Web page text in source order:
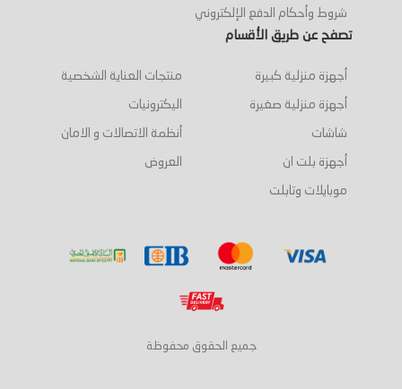
شروط وأحكام الدفع الإلكتروني
تصفح عن طريق الأقسام
أجهزة منزلية كبيرة
أجهزة منزلية صغيرة
شاشات
أجهزة بلت ان
موبايلات وتابلت
منتجات العناية الشخصية
اليكترونيات
أنظمة الاتصالات و الامان
العروض
جميع الحقوق محفوظة